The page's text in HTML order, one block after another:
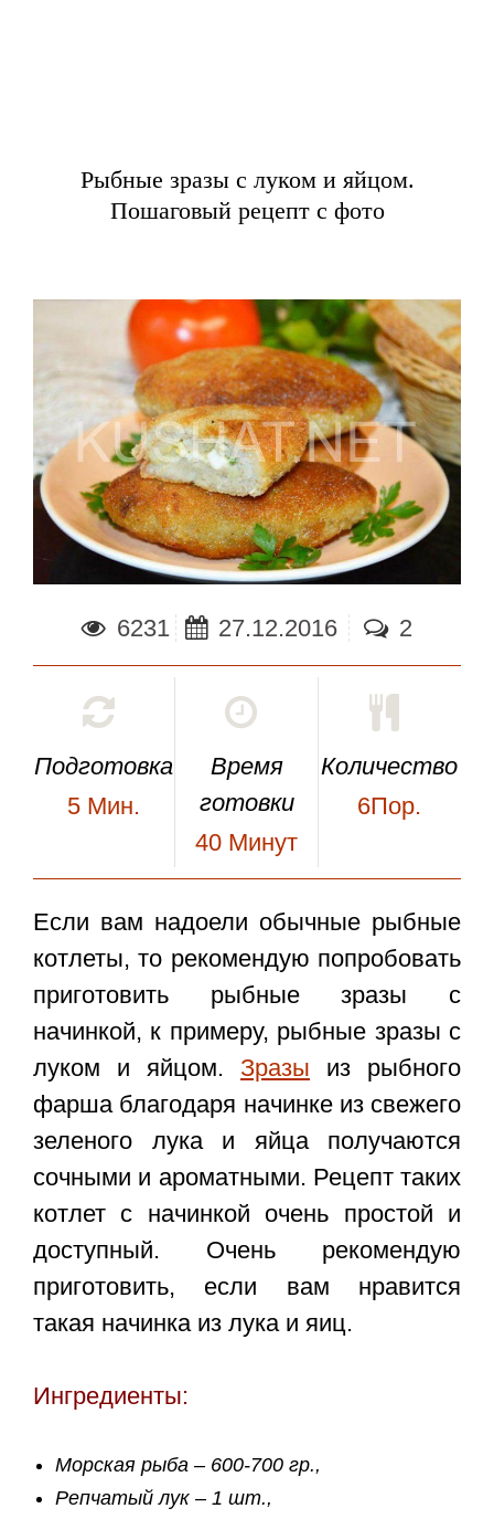
Рыбные зразы с луком и яйцом.
Пошаговый рецепт с фото
6231 27.12.2016 2
Подготовка
5 Мин.
Время
готовки
40 Минут
Количество
6Пор.
Если вам надоели обычные рыбные
котлеты, то рекомендую попробовать
приготовить рыбные зразы с
начинкой, к примеру, рыбные зразы с
луком и яйцом. Зразы из рыбного
фарша благодаря начинке из свежего
зеленого лука и яйца получаются
сочными и ароматными. Рецепт таких
котлет с начинкой очень простой и
доступный. Очень рекомендую
приготовить, если вам нравится
такая начинка из лука и яиц.
Ингредиенты:
Морская рыба – 600-700 гр.,
Репчатый лук – 1 шт.,